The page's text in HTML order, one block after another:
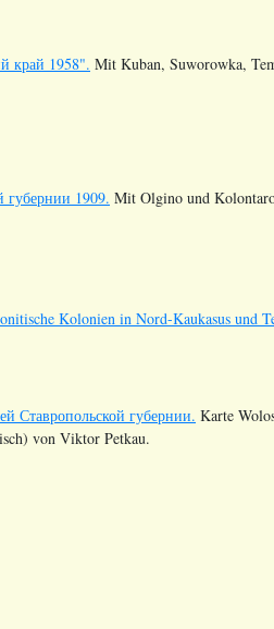
край 1958". Mit Kuban, Suworowka,
губернии 1909. Mit Olgino und
Kolonien in Nord-Kaukasus und
Ставропольской губернии. Karte
von Viktor Petkau.